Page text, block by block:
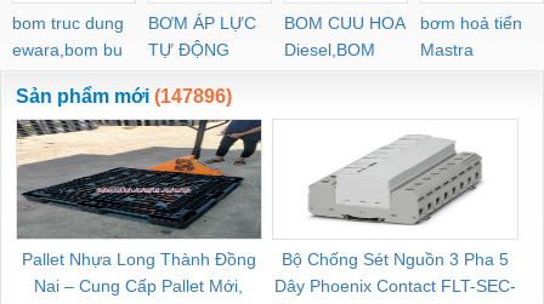
bom truc dung
ewara,bom bu
ewara
BƠM ÁP LỰC
TỰ ĐỘNG
BOM CUU HOA
Diesel,BOM
CHUA CHAY
bơm hoả tiển
Mastra
Sản phẩm mới (147896)
Pallet Nhựa Long Thành Đồng
Nai – Cung Cấp Pallet Mới,
Bộ Chống Sét Nguồn 3 Pha 5
Dây Phoenix Contact FLT-SEC-